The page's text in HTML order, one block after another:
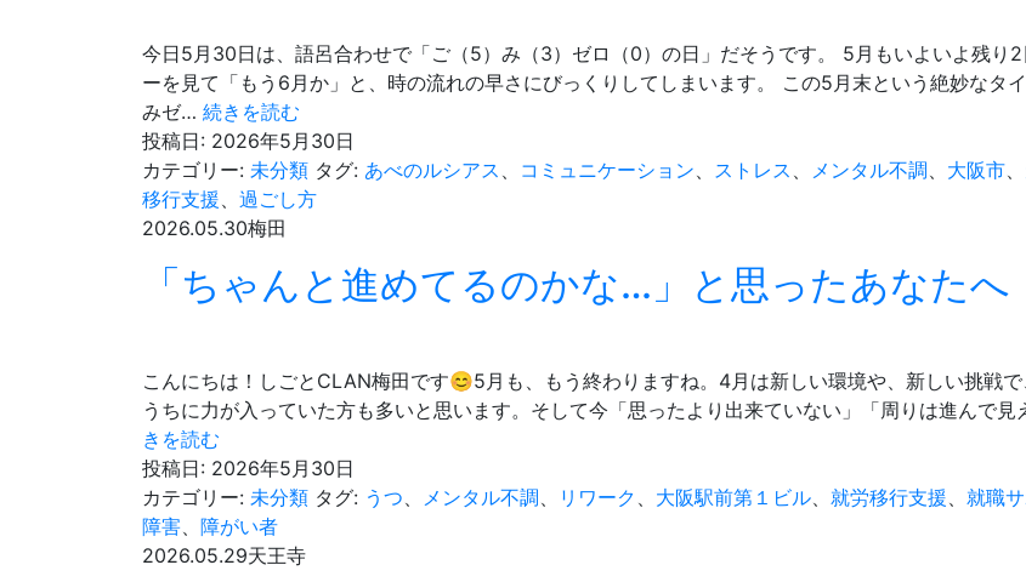
今日5月30日は、語呂合わせで「ご（5）み（3）ゼロ（0）の日」だそうです。 5月もいよいよ残り
ーを見て「もう6月か」と、時の流れの早さにびっくりしてしまいます。 この5月末という絶妙なタ
みゼ… 続きを読む
ヤ
モ
ヤ
ロ」
て
ス
キ
リ！
投稿日: 2026年5月30日
カテゴリー: 未分類 タグ: あべのルシアス 、 コミュニケーション、 ストレス 、 メンタル不調、 大阪市、
移行支援、 過ごし方
2026.05.30梅田
「ちゃんと進めてるのかな…」と思ったあなたへ
こんにちは！しごとCLAN梅田です😊5月も、もう終わりますね。4月は新しい環境や、新しい挑戦
うちに力が入っていた方も多いと思います。そして今「思ったより出来ていない」「周りは進んで見
きを読む
ゃ
ん
と
進
投稿日: 2026年5月30日
カテゴリー: 未分類 タグ: うつ、 メンタル不調、 リワーク 、 大阪駅前第１ビル、 就労移行支援、 就職
障害、 障がい者
2026.05.29天王寺